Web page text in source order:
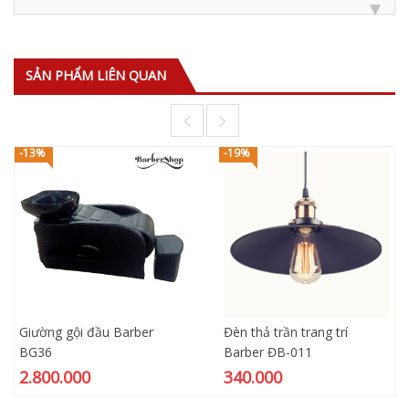
SẢN PHẨM LIÊN QUAN
-13%
Giường gội đầu Barber
BG36
2.800.000
-19%
Đèn thả trần trang trí
Barber ĐB-011
340.000